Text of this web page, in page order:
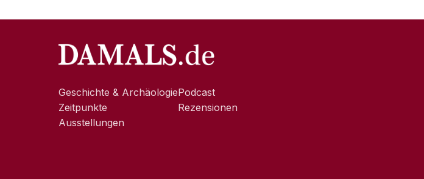
Geschichte & Archäologie
Zeitpunkte
Ausstellungen
Podcast
Rezensionen